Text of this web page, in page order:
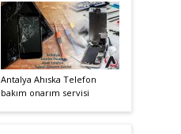
Antalya Ahıska Telefon
bakım onarım servisi